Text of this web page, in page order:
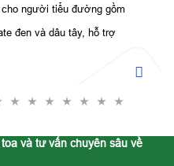
người tiểu đường gồm
đen và dâu tây, hỗ trợ
và tư vấn chuyên sâu về